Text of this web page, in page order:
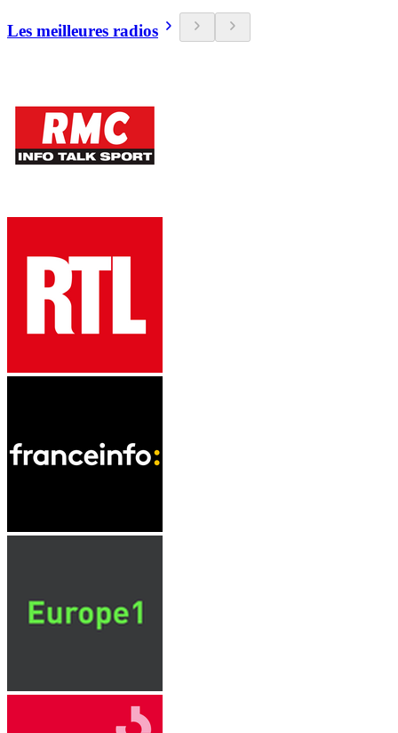
Les meilleures radios